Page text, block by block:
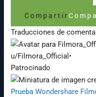
Compartir
Traducciones de
u/Filmora_Official •
Patrocinado
Prueba Wondershare